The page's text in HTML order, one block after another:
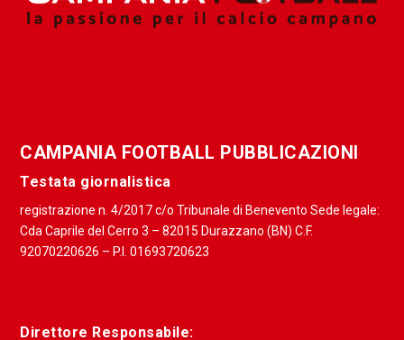
CAMPANIA FOOTBALL PUBBLICAZIONI
Testata giornalistica
registrazione n. 4/2017 c/o Tribunale di Benevento Sede legale:
Cda Caprile del Cerro 3 – 82015 Durazzano (BN) C.F.
92070220626 – P.I. 01693720623
Direttore Responsabile: